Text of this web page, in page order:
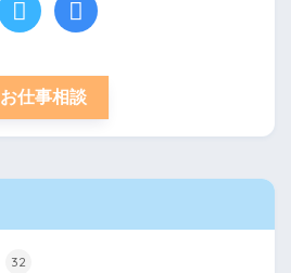
お仕事相談
32